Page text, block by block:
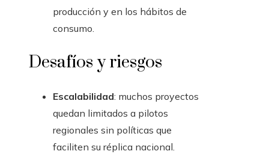
producción y en los hábitos de
consumo.
Desafíos y riesgos
Escalabilidad: muchos proyectos
quedan limitados a pilotos
regionales sin políticas que
faciliten su réplica nacional.